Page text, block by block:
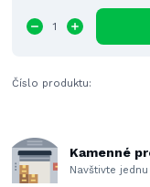
Číslo produktu:
Kamenné
Navštivte